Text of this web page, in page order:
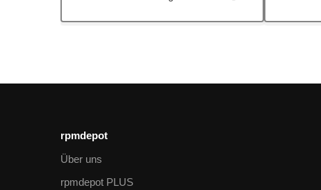
rpmdepot
Über uns
rpmdepot PLUS